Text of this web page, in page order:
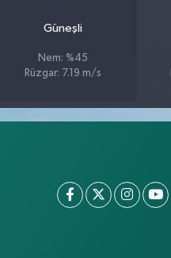
Güneşli
Nem: %45
Rüzgar: 7.19 m/s